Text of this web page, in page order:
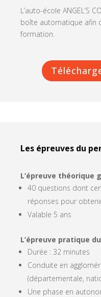
L’auto-école ANGEL’S
boîte automatique afin
formation.
Les épreuves du
L’épreuve théorique
40 questions dont
réponses pour
Valable 5 ans
L’épreuve pratique
Durée : 32 minutes
Conduite en
(départementale,
Une phase en